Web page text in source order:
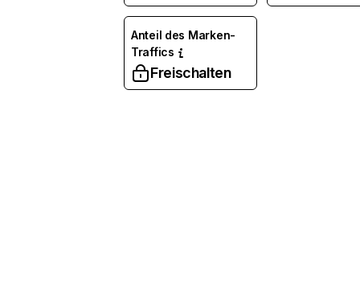
Anteil des Marken-
Traffics
Freischalten